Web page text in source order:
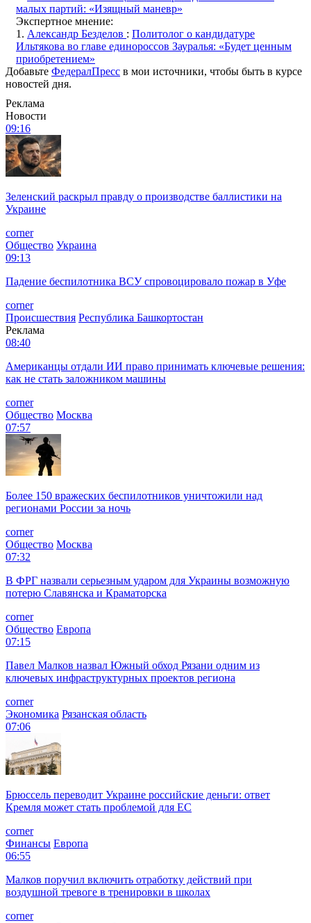
малых партий: «Изящный маневр»
Экспертное мнение:
1. Александр Безделов : Политолог о кандидатуре
Ильтякова во главе единороссов Зауралья: «Будет ценным
приобретением»
Добавьте ФедералПресс в мои источники, чтобы быть в курсе
новостей дня.
Реклама
Новости
09:16
Зеленский раскрыл правду о производстве баллистики на
Украине
corner
Общество Украина
09:13
Падение беспилотника ВСУ спровоцировало пожар в Уфе
corner
Происшествия Республика Башкортостан
Реклама
08:40
Американцы отдали ИИ право принимать ключевые решения:
как не стать заложником машины
corner
Общество Москва
07:57
Более 150 вражеских беспилотников уничтожили над
регионами России за ночь
corner
Общество Москва
07:32
В ФРГ назвали серьезным ударом для Украины возможную
потерю Славянска и Краматорска
corner
Общество Европа
07:15
Павел Малков назвал Южный обход Рязани одним из
ключевых инфраструктурных проектов региона
corner
Экономика Рязанская область
07:06
Брюссель переводит Украине российские деньги: ответ
Кремля может стать проблемой для EC
corner
Финансы Европа
06:55
Малков поручил включить отработку действий при
воздушной тревоге в тренировки в школах
corner